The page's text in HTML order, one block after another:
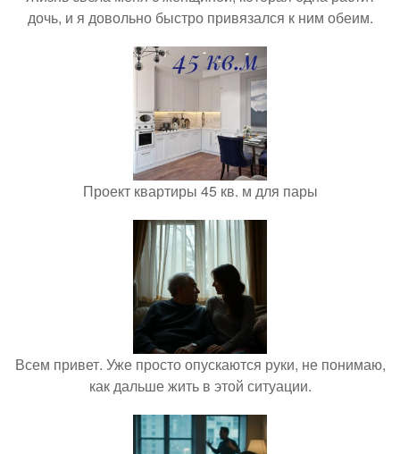
дочь, и я довольно быстро привязался к ним обеим.
Проект квартиры 45 кв. м для пары
Всем привет. Уже просто опускаются руки, не понимаю,
как дальше жить в этой ситуации.